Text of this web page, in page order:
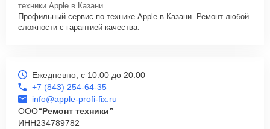
техники Apple в Казани.
Профильный сервис по технике Apple в Казани. Ремонт любой
сложности с гарантией качества.
Ежедневно, с 10:00 до 20:00
+7 (843) 254-64-35
info@apple-profi-fix.ru
ООО“Ремонт техники”
ИНН234789782